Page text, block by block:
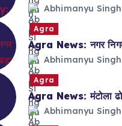
Abhimanyu Singh
Agra
Agra News: नगर निगम
Abhimanyu Singh
Agra
Agra News: मंटोला
Abhimanyu Singh